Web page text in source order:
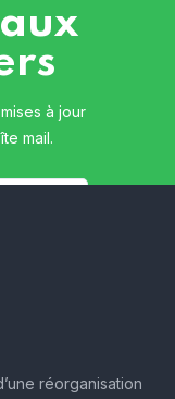
à jour
mail.
réorganisation